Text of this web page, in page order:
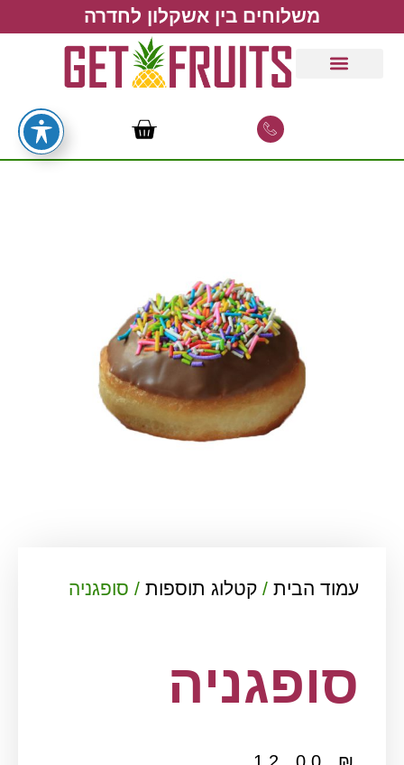
משלוחים בין אשקלון לחדרה
עמוד הבית / קטלוג תוספות / סופגניה
סופגניה